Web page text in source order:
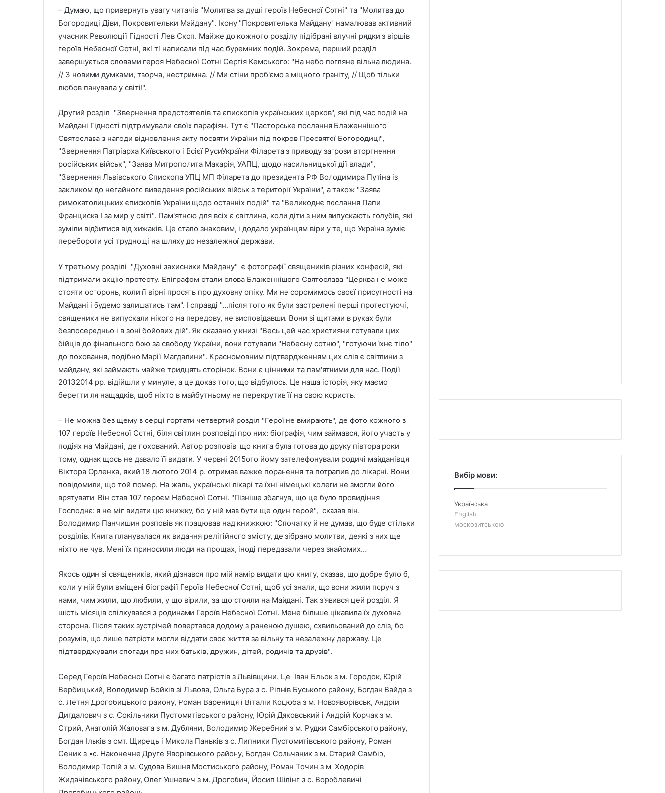
– Думаю, що привернуть увагу читачів "Молитва за душі героїв Небесної Сотні" та "Молитва до
Богородиці Діви, Покровительки Майдану". Ікону "Покровителька Майдану" намалював активний
учасник Революції Гідності Лев Скоп. Майже до кожного розділу підібрані влучні рядки з віршів
героїв Небесної Сотні, які ті написали під час буремних подій. Зокрема, перший розділ
завершується словами героя Небесної Сотні Сергія Кемського: "На небо погляне вільна людина.
// З новими думками, творча, нестримна. // Ми стіни проб'ємо з міцного граніту, // Щоб тільки
любов панувала у світі!".
Другий розділ "Звернення предстоятелів та єпископів українських церков", які під час подій на
Майдані Гідності підтримували своїх парафіян. Тут є "Пасторське послання Блаженнішого
Святослава з нагоди відновлення акту посвяти України під покров Пресвятої Богородиці",
"Звернення Патріарха Київського і Всієї РусиУкраїни Філарета з приводу загрози вторгнення
російських військ", "Заява Митрополита Макарія, УАПЦ, щодо насильницької дії влади",
"Звернення Львівського Єпископа УПЦ МП Філарета до президента РФ Володимира Путіна із
закликом до негайного виведення російських військ з території України", а також "Заява
римокатолицьких єпископів України щодо останніх подій" та "Великоднє послання Папи
Франциска І за мир у світі". Пам'ятною для всіх є світлина, коли діти з ним випускають голубів, які
зуміли відбитися від хижаків. Це стало знаковим, і додало українцям віри у те, що Україна зуміє
перебороти усі труднощі на шляху до незалежної держави.
У третьому розділі "Духовні захисники Майдану" є фотографії священиків різних конфесій, які
підтримали акцію протесту. Епіграфом стали слова Блаженнішого Святослава "Церква не може
стояти осторонь, коли її вірні просять про духовну опіку. Ми не соромимось своєї присутності на
Майдані і будемо залишатись там". І справді "…після того як були застрелені перші протестуючі,
священики не випускали нікого на передову, не висповідавши. Вони зі щитами в руках були
безпосередньо і в зоні бойових дій". Як сказано у книзі "Весь цей час християни готували цих
бійців до фінального бою за свободу України, вони готували "Небесну сотню", "готуючи їхнє тіло"
до поховання, подібно Марії Магдалини". Красномовним підтвердженням цих слів є світлини з
майдану, які займають майже тридцять сторінок. Вони є цінними та пам'ятними для нас. Події
20132014 рр. відійшли у минуле, а це доказ того, що відбулось. Це наша історія, яку маємо
берегти ля нащадків, щоб ніхто в майбутньому не перекрутив її на свою користь.
– Не можна без щему в серці гортати четвертий розділ "Герої не вмирають", де фото кожного з
107 героїв Небесної Сотні, біля світлин розповіді про них: біографія, чим займався, його участь у
подіях на Майдані, де похований. Автор розповів, що книга була готова до друку півтора роки
тому, однак щось не давало її видати. У червні 2015ого йому зателефонували родичі майданівця
Віктора Орленка, який 18 лютого 2014 р. отримав важке поранення та потрапив до лікарні. Вони
повідомили, що той помер. На жаль, українські лікарі та їхні німецькі колеги не змогли його
врятувати. Він став 107 героєм Небесної Сотні. "Пізніше збагнув, що це було провидіння
Господнє: я не міг видати цю книжку, бо у ній мав бути ще один герой", сказав він.
Володимир Панчишин розповів як працював над книжкою: "Спочатку й не думав, що буде стільки
розділів. Книга планувалася як видання релігійного змісту, де зібрано молитви, деякі з них ще
ніхто не чув. Мені їх приносили люди на прощах, іноді передавали через знайомих…
Якось один зі священиків, який дізнався про мій намір видати цю книгу, сказав, що добре було б,
коли у ній були вміщені біографії Героїв Небесної Сотні, щоб усі знали, що вони жили поруч з
нами, чим жили, що любили, у що вірили, за що стояли на Майдані. Так з'явився цей розділ. Я
шість місяців спілкувався з родинами Героїв Небесної Сотні. Мене більше цікавила їх духовна
сторона. Після таких зустрічей повертався додому з раненою душею, схвильований до сліз, бо
розумів, що лише патріоти могли віддати своє життя за вільну та незалежну державу. Це
підтверджували спогади про них батьків, дружин, дітей, родичів та друзів".
Серед Героїв Небесної Сотні є багато патріотів з Львівщини. Це Іван Бльок з м. Городок, Юрій
Вербицький, Володимир Бойків зі Львова, Ольга Бура з с. Ріпнів Буського району, Богдан Вайда з
с. Летня Дрогобицького району, Роман Варениця і Віталій Коцюба з м. Новояворівськ, Андрій
Дигдалович з с. Сокільники Пустомитівського району, Юрій Дяковський і Андрій Корчак з м.
Стрий, Анатолій Жаловага з м. Дубляни, Володимир Жеребний з м. Рудки Самбірського району,
Богдан Ільків з смт. Щирець і Микола Паньків з с. Липники Пустомитівського району, Роман
Сеник з •с. Наконечне Друге Яворівського району, Богдан Сольчаник з м. Старий Самбір,
Володимир Топій з м. Судова Вишня Мостиського району, Роман Точин з м. Ходорів
Жидачівського району, Олег Ушневич з м. Дрогобич, Йосип Шілінг з с. Вороблевичі
Вибір мови:
Українська
English
московитською